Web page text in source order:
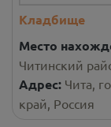
Кладбище
Место
Читинский
Адрес: Чита,
край, Россия